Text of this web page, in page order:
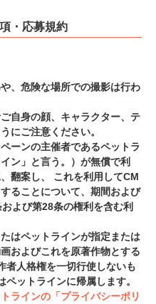
・応募規約
、危険な場所での撮影は行わ
自身の顔、キャラクター、テ
にご注意ください。
ーンの主催者であるペットラ
ン」と言う。）が無償で利
翻案し、 これを利用してCM
ることについて、期間および
よび第28条の権利を含む利
はペットラインが指定または
およびこれを原著作物とする
者人格権を一切行使しないも
ットラインに帰属します。
ラインの「プライバシーポリ